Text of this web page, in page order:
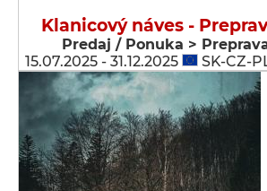
Klanicový náves -
Predaj / Ponuka >
15.07.2025 - 31.12.2025
SK-CZ-